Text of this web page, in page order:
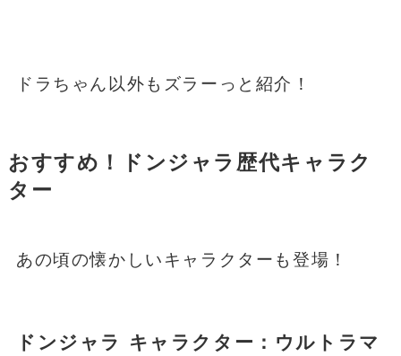
ドラちゃん以外もズラーっと紹介！
おすすめ！ドンジャラ歴代キャラク
ター
あの頃の懐かしいキャラクターも登場！
ドンジャラ キャラクター： ウルトラマ